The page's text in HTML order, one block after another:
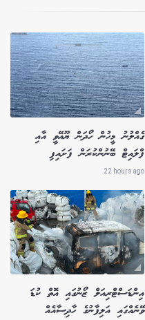
ގެއްލުނު މީހުން ހޯދަން ޔޫއޭވީ އާއި
ފްލައިޓް ބޭނުންކުރަން ފަށައިފި
22 hours ago
އިންޑަސްޓްރިއަލް ޒޯނުގައި އޮތް ކުޑަ
ވޭނެއްގައި އަލިފާނުގެ ހާދިސާއެއް